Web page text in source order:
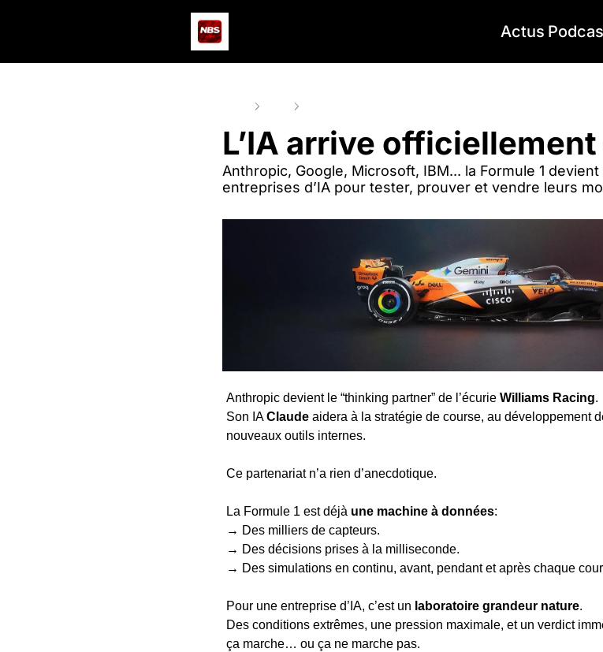
Actus
L’IA arrive officiellement
Anthropic, Google, Microsoft, IBM... la Formule 1
entreprises d’IA pour tester, prouver et vendre leurs
Anthropic devient le “thinking partner” de l’écurie Williams Racing.
Son IA Claude aidera à la stratégie de course, au développement
nouveaux outils internes.
Ce partenariat n’a rien d’anecdotique.
La Formule 1 est déjà une machine à données:
→ Des milliers de capteurs.
→ Des décisions prises à la milliseconde.
→ Des simulations en continu, avant, pendant et après chaque
Pour une entreprise d’IA, c’est un laboratoire grandeur nature.
Des conditions extrêmes, une pression maximale, et un verdict
ça marche… ou ça ne marche pas.